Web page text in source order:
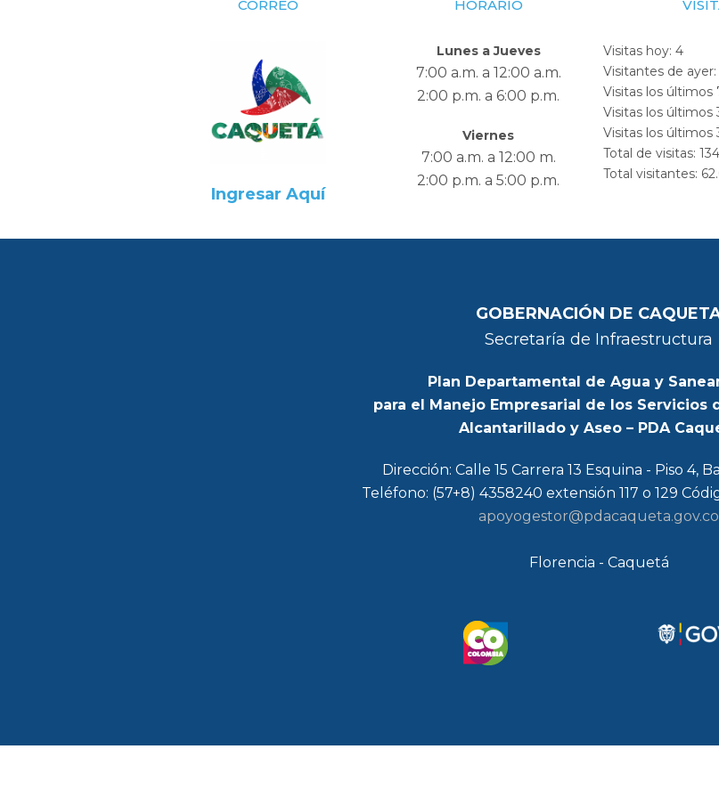
CORREO
Ingresar Aquí
HORARIO
Lunes a Jueves
7:00 a.m. a 12:00 a.m.
2:00 p.m. a 6:00 p.m.
Viernes
7:00 a.m. a 12:00 m.
2:00 p.m. a 5:00 p.m.
Visitas hoy: 4
Visitantes de ayer:
Visitas los últimos
Visitas los últimos
Visitas los últimos
Total de visitas:
Total visitantes:
GOBERNACIÓN DE
Secretaría de Infraestructura
Plan Departamental de Agua y
para el Manejo Empresarial de los Servicios
Alcantarillado y Aseo – PDA
Dirección: Calle 15 Carrera 13 Esquina - Piso 4,
Teléfono: (57+8) 4358240 extensión 117 o 129
apoyogestor@pdacaqueta.gov.co
Florencia - Caquetá